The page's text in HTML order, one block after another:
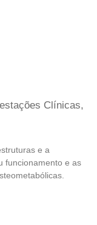
Clínicas,
e a
funcionamento e as